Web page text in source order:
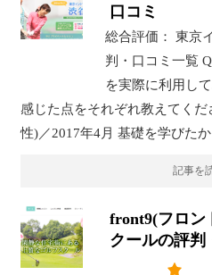
口コミ
総合評価： 東京
判・口コミ一覧
を実際に利用し
感じた点をそれぞれ教えてく
性)／2017年4月 基礎を学びた
記事を
front9(フロン
クールの評判